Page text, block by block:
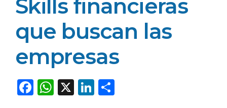
Skills financieras
que buscan las
empresas
F
W X
Li